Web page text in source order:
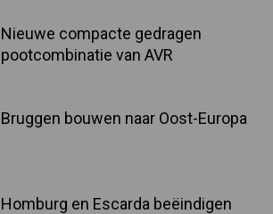
Nieuwe compacte gedragen
pootcombinatie van AVR
Bruggen bouwen naar Oost-Europa
Homburg en Escarda beëindigen